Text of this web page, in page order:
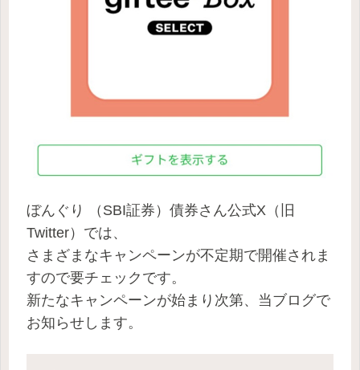
ぼんぐり （SBI証券）債券さん公式X（旧
Twitter）では、
さまざまなキャンペーンが不定期で開催されま
すので要チェックです。
新たなキャンペーンが始まり次第、当ブログで
お知らせします。